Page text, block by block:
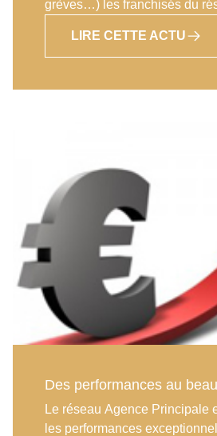
grèves…) les franchisés du
Nous vous annoncions déjà
performances sur ce début
avec l’agence du Vésinet qui,
262 000 Euros ! L’agence de Gagny, qui nous a
rejoint il y a moins d’un an, a
mois d’Avril 102 000 Euros de
nouveaux franchisés
« immersion Agence » sont
de 3 ventes par mois alors
d’entres eux découvrent tout
l’immobilier. 2018 sera sans aucun doute
l’année des records dans le
LIRE CETTE ACTU
Des performances au
Le réseau Agence Principale
les performances